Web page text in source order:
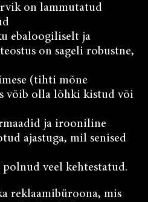
on lammutatud
ebaloogiliselt ja
on sageli robustne,
(tihti mõne
võib olla lõhki kistud või
ja irooniline
ajastuga, mil senised
veel kehtestatud.
reklaamibüroona, mis